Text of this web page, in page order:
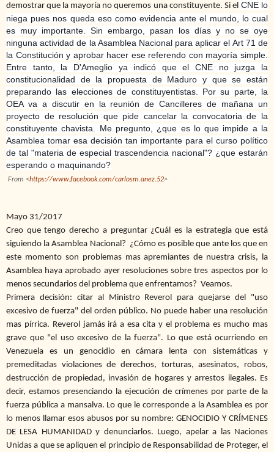
demostrar que la mayoría no queremos una constituyente. Si elCNE lo
niega pues nos queda eso como evidencia ante el mundo, lo cual
es muy importante. Sin embargo, pasan los días y no se oye
ninguna actividad de la Asamblea Nacional para aplicar el Art 71 de
la Constitución y aprobar hacer ese referendo con mayoría simple.
Entre tanto, la D'Ameglio ya indicó que el CNE no juzga la
constitucionalidad de la propuesta de Maduro y que se están
preparando las elecciones de constituyentistas. Por su parte, la
OEA va a discutir en la reunión de Cancilleres de mañana un
proyecto de resolución que pide cancelar la convocatoria de la
constituyente chavista. Me pregunto, ¿que es lo que impide a la
Asamblea tomar esa decisión tan importante para el curso político
de tal "materia de especial trascendencia nacional"? ¿que estarán
esperando o maquinando?
From <https://www.facebook.com/carlosm.anez.52>
Mayo 31/2017
Creo que tengo derecho a preguntar ¿Cuál es la estrategia que está
siguiendo la Asamblea Nacional? ¿Cómo es posible que ante los que en
este momento son problemas mas apremiantes de nuestra crisis, la
Asamblea haya aprobado ayer resoluciones sobre tres aspectos por lo
menos secundarios del problema que enfrentamos? Veamos.
Primera decisión: citar al Ministro Reverol para quejarse del "uso
excesivo de fuerza" del orden público. No puede haber una resolución
mas pírrica. Reverol jamás irá a esa cita y el problema es mucho mas
grave que "el uso excesivo de la fuerza". Lo que está ocurriendo en
Venezuela es un genocidio en cámara lenta con sistemáticas y
premeditadas violaciones de derechos, torturas, asesinatos, robos,
destrucción de propiedad, invasión de hogares y arrestos ilegales. Es
decir, estamos presenciando la ejecución de crímenes por parte de la
fuerza pública a mansalva. Lo que le corresponde a la Asamblea es por
lo menos llamar esos abusos por su nombre: GENOCIDIO Y CRÍMENES
DE LESA HUMANIDAD y denunciarlos. Luego, apelar a las Naciones
Unidas a que se apliquen el principio de Responsabilidad de Proteger, el